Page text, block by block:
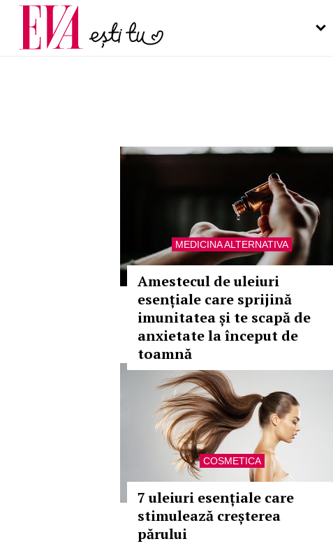
MEDICINA ALTERNATIVA
Amestecul de uleiuri
esențiale care sprijină
imunitatea și te scapă de
anxietate la început de
toamnă
COSMETICA
7 uleiuri esențiale care
stimulează creșterea
părului
Carieră
Actualitate